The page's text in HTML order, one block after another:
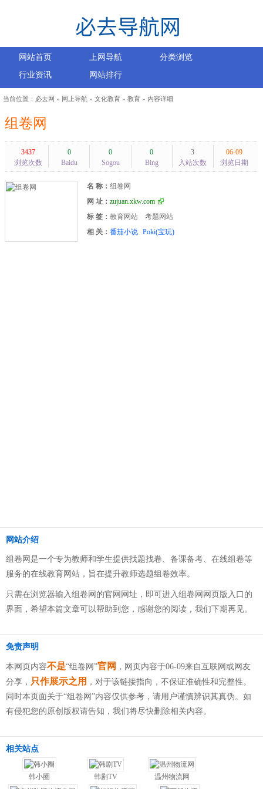
网站首页 上网导航
分类浏览
行业资讯
网站排行
当前位置： 必去网 » 网上导航 » 文化教育 » 教育 » 内容详细
组卷网
3437
浏览次数
0
Baidu
0
Sogou
0
Bing
3
入站次数
06-09
浏览日期
名 称： 组卷网
网 址： zujuan.xkw.com
标 签： 教育网站
考题网站
相 关： 番茄小说 Poki(宝玩)
网站介绍
组卷网是一个专为教师和学生提供找题找卷、备课备考、在线组卷等
服务的在线教育网站，旨在提升教师选题组卷效率。
只需在浏览器输入组卷网的官网网址，即可进入组卷网网页版入口的
界面，希望本篇文章可以帮助到您，感谢您的阅读，我们下期再见。
免责声明
本网页内容不是“组卷网”官网 ，网页内容于06-09来自互联网或网友
分享， 只作展示之用 ，对于该链接指向，不保证准确性和完整性。
同时本页面关于“组卷网”内容仅供参考，请用户谨慎辨识其真伪。如
有侵犯您的原创版权请告知，我们将尽快删除相关内容。
相关站点
韩小圈 韩剧TV 温州物流网